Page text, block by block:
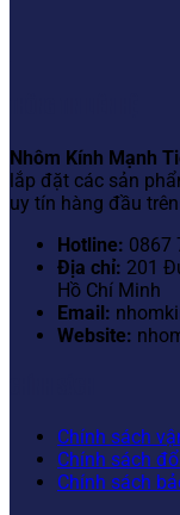
Nhôm Kính Mạnh
lắp đặt các sản
uy tín hàng đầu
Hotline: 0867
Địa chỉ: 201
Hồ Chí Minh
Email:
Website:
Chính sách
Chính sách
Chính sách